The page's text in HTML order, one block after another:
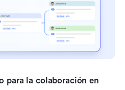
para la colaboración en